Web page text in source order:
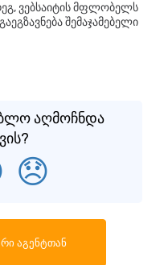
ვებსაიტის მფლობელს
შემაჯამებელი
აღმოჩნდა
😞
აგენტთან